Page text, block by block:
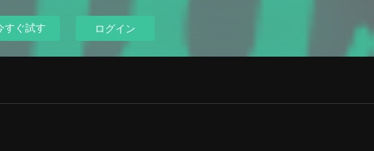
すぐ試す ログイン